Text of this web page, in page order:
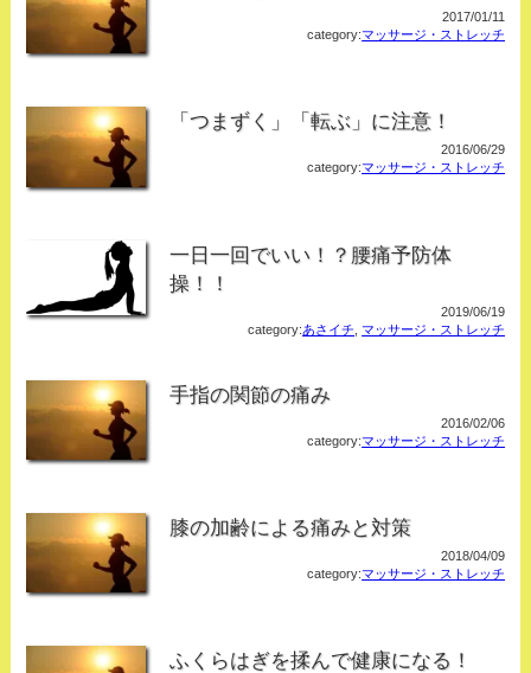
2017/01/11
category:マッサージ・ストレッチ
「つまずく」「転ぶ」に注意！
2016/06/29
category:マッサージ・ストレッチ
一日一回でいい！？腰痛予防体
操！！
2019/06/19
category:あさイチ ,マッサージ・ストレッチ
手指の関節の痛み
2016/02/06
category:マッサージ・ストレッチ
膝の加齢による痛みと対策
2018/04/09
category:マッサージ・ストレッチ
ふくらはぎを揉んで健康になる！